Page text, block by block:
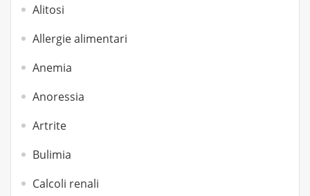
Alitosi
Allergie alimentari
Anemia
Anoressia
Artrite
Bulimia
Calcoli renali